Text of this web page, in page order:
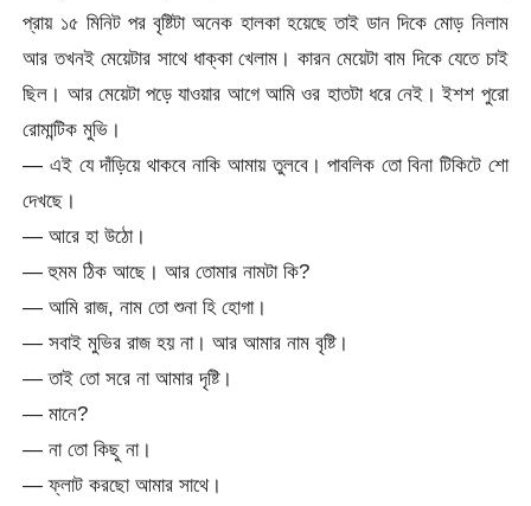
প্রায় ১৫ মিনিট পর বৃষ্টিটা অনেক হালকা হয়েছে তাই ডান দিকে মোড় নিলাম
আর তখনই মেয়েটার সাথে ধাক্কা খেলাম। কারন মেয়েটা বাম দিকে যেতে চাই
ছিল। আর মেয়েটা পড়ে যাওয়ার আগে আমি ওর হাতটা ধরে নেই। ইশশ পুরো
রোমান্টিক মুভি।
— এই যে দাঁড়িয়ে থাকবে নাকি আমায় তুলবে। পাবলিক তো বিনা টিকিটে শো
দেখছে।
— আরে হা উঠো।
— হুমম ঠিক আছে। আর তোমার নামটা কি?
— আমি রাজ, নাম তো শুনা হি হোগা।
— সবাই মুভির রাজ হয় না। আর আমার নাম বৃষ্টি।
— তাই তো সরে না আমার দৃষ্টি।
— মানে?
— না তো কিছু না।
— ফ্লাট করছো আমার সাথে।